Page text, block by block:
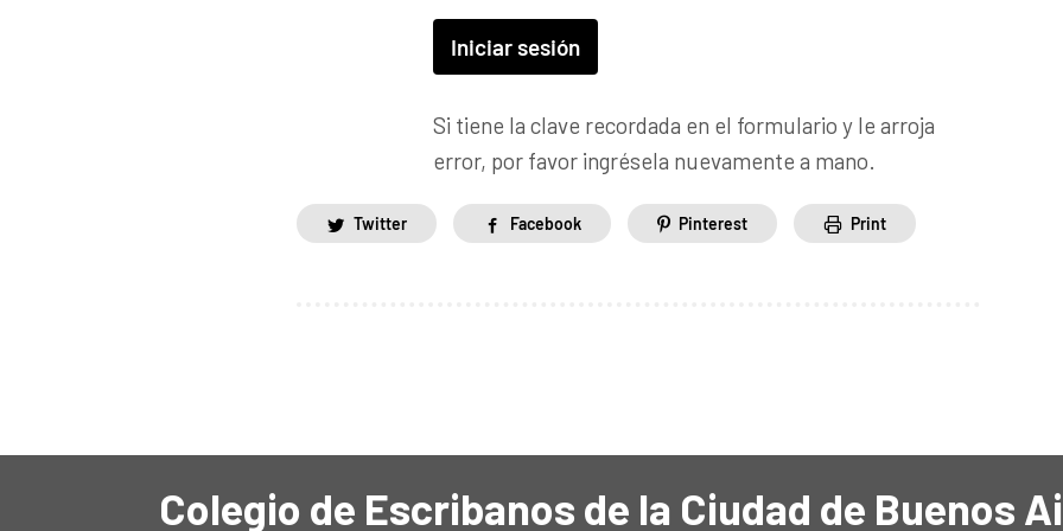
Si tiene la clave recordada en el formulario y le arroja
error, por favor ingrésela nuevamente a mano.
Twitter Facebook Pinterest Print
Colegio de Escribanos de la Ciudad de Buenos